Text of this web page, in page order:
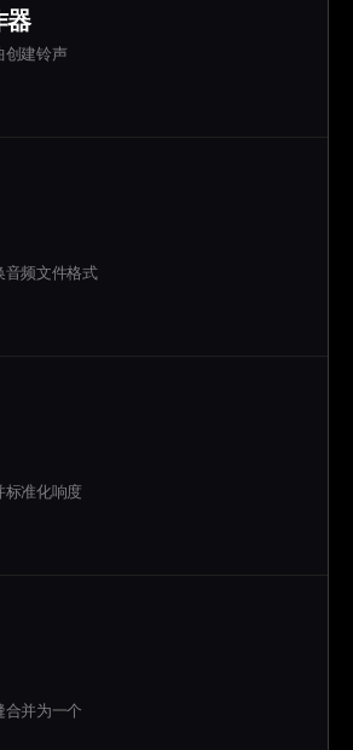
器
创建铃声
音频文件格式
标准化响度
合并为一个